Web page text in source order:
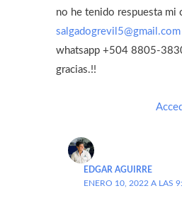
no he tenido respuesta mi
salgadogrevil5@gmail.com
whatsapp +504 8805-
gracias.!!
EDGAR AGUIRRE
ENERO 10, 2022 A LAS